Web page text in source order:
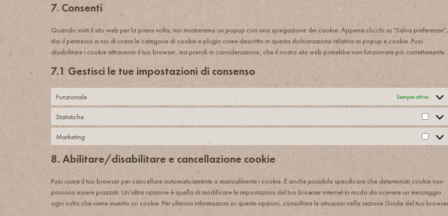
7. Consenti
Quando visiti il sito web per la prima volta, noi mostreremo un popup con una spiegazione dei cookie. Appena clicchi su "Salva preferenze",
dai il permesso a noi di usare le categorie di cookie e plugin come descritto in questa dichiarazione relativa ai popup e cookie. Puoi
disabilitare i cookie attraverso il tuo browser, ma prendi in considerazione, che il nostro sito web potrebbe non funzionare più correttamente.
7.1 Gestisci le tue impostazioni di consenso
Funzionale Sempre attivo
Statistiche
Marketing
8. Abilitare/disabilitare e cancellazione cookie
Puoi usare il tuo browser per cancellare automaticamente o manualmente i cookie. È anche possibile specificare che determinati cookie non
possono essere piazzati. Un'altra opzione è quella di modificare le impostazioni del tuo browser internet in modo da ricevere un messaggio
ogni volta che viene inserito un cookie. Per ulteriori informazioni su queste opzioni, consultare le istruzioni nella sezione Guida del tuo